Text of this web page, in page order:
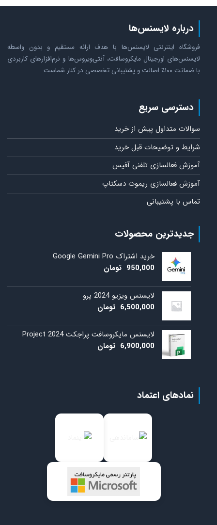
درباره لایسنس‌ها
فروشگاه اینترنتی لایسنس‌ها با هدف ارائه مستقیم و بدون واسطه
لایسنس‌های اورجینال مایکروسافت، آنتی‌ویروس‌ها و نرم‌افزارهای کاربردی
با ضمانت ۱۰۰٪ اصالت و پشتیبانی تخصصی در کنار شماست.
دسترسی سریع
سوالات متداول پیش از خرید
شرایط و توضیحات قبل خرید
آموزش فعالسازی تلفنی آفیس
آموزش فعالسازی ریموت دسکتاپ
تماس با پشتیبانی
جدیدترین محصولات
خرید اشتراک Google Gemini Pro
950,000 تومان
لایسنس ویزیو 2024 پرو
6,500,000 تومان
لایسنس مایکروسافت پراجکت 2024 Project
6,900,000 تومان
نمادهای اعتماد